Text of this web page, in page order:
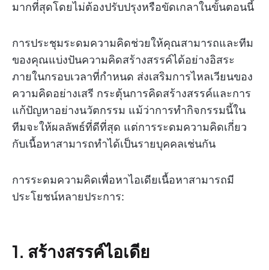
มากที่สุดโดยไม่ต้องปรับปรุงหรือขัดเกลาในขั้นตอนนี้
การประชุมระดมความคิดช่วยให้คุณสามารถและทีม
ของคุณแบ่งปันความคิดสร้างสรรค์ได้อย่างอิสระ
ภายในกรอบเวลาที่กำหนด ส่งเสริมการไหลเวียนของ
ความคิดอย่างเสรี กระตุ้นการคิดสร้างสรรค์และการ
แก้ปัญหาอย่างนวัตกรรม แม้ว่าการทำกิจกรรมนี้ใน
ทีมจะให้ผลลัพธ์ที่ดีที่สุด แต่การระดมความคิดเกี่ยว
กับเนื้อหาสามารถทำได้เป็นรายบุคคลเช่นกัน
การระดมความคิดเพื่อหาไอเดียเนื้อหาสามารถมี
ประโยชน์หลายประการ:
1. สร้างสรรค์ไอเดีย